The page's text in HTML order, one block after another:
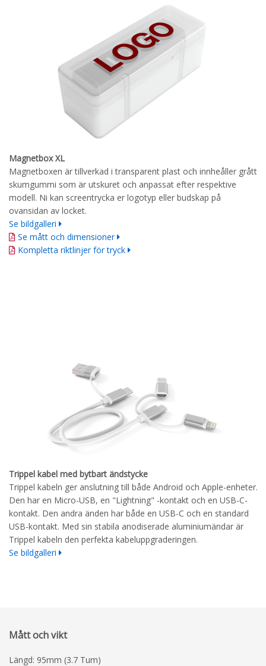
Magnetbox XL
Magnetboxen är tillverkad i transparent plast och innheåller grått
skumgummi som är utskuret och anpassat efter respektive
modell. Ni kan screentrycka er logotyp eller budskap på
ovansidan av locket.
Se bildgalleri
Se mått och dimensioner
Kompletta riktlinjer för tryck
Trippel kabel med bytbart ändstycke
Trippel kabeln ger anslutning till både Android och Apple-enheter.
Den har en Micro-USB, en "Lightning" -kontakt och en USB-C-
kontakt. Den andra änden har både en USB-C och en standard
USB-kontakt. Med sin stabila anodiserade aluminiumändar är
Trippel kabeln den perfekta kabeluppgraderingen.
Se bildgalleri
Mått och vikt
Längd: 95mm (3.7 Tum)